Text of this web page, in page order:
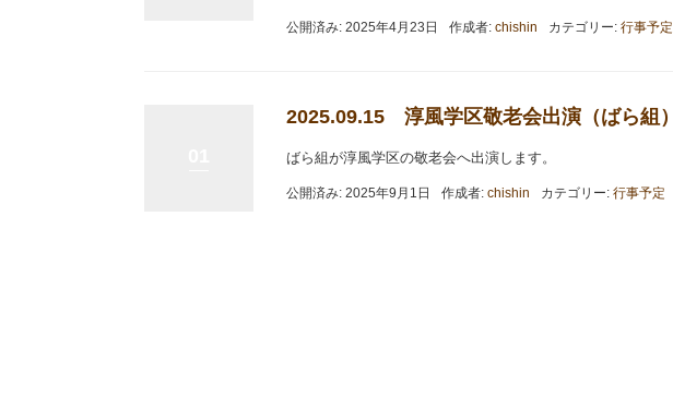
公開済み: 2025年4月23日 作成者: chishin カテゴリー: 行事予定
2025.09.15 淳風学区敬老会出演（ばら組）
ばら組が淳風学区の敬老会へ出演します。
公開済み: 2025年9月1日 作成者: chishin カテゴリー: 行事予定